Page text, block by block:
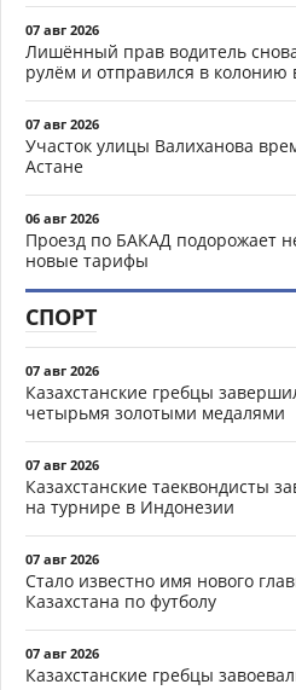
07 авг 2026
Лишённый прав водитель
рулём и отправился в колонию
07 авг 2026
Участок улицы Валиханова
Астане
06 авг 2026
Проезд по БАКАД подорожает
новые тарифы
СПОРТ
07 авг 2026
Казахстанские гребцы
четырьмя золотыми медалями
07 авг 2026
Казахстанские таеквондисты
на турнире в Индонезии
07 авг 2026
Стало известно имя нового
Казахстана по футболу
07 авг 2026
Казахстанские гребцы